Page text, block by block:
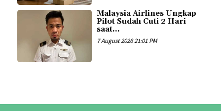
Malaysia Airlines Ungkap
Pilot Sudah Cuti 2 Hari
saat...
7 August 2026 21:01 PM